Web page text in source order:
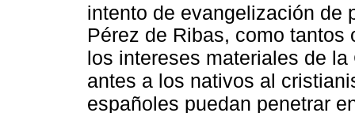
intento de evangelización de
Pérez de Ribas, como
los intereses materiales de
antes a los nativos al
españoles puedan penetrar